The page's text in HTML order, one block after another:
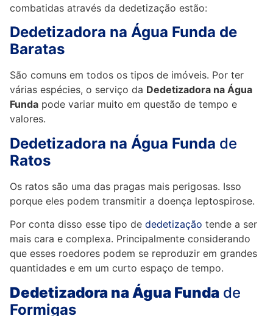
combatidas através da dedetização estão:
Dedetizadora na Água Funda de
Baratas
São comuns em todos os tipos de imóveis. Por ter
várias espécies, o serviço da Dedetizadora na Água
Funda pode variar muito em questão de tempo e
valores.
Dedetizadora na Água Funda de
Ratos
Os ratos são uma das pragas mais perigosas. Isso
porque eles podem transmitir a doença leptospirose.
Por conta disso esse tipo de dedetização tende a ser
mais cara e complexa. Principalmente considerando
que esses roedores podem se reproduzir em grandes
quantidades e em um curto espaço de tempo.
Dedetizadora na Água Funda de
Formigas